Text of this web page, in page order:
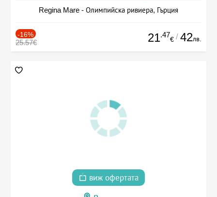
Regina Mare - Олимпийска ривиера, Гърция
-16%
25.57€ 21.47
€ / 42лв.
виж офертата